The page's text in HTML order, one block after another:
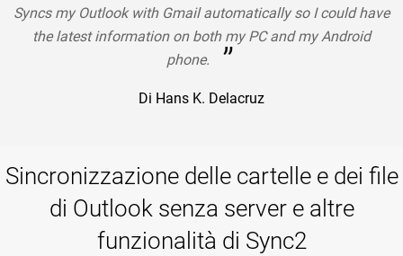
Syncs my Outlook with Gmail automatically so I could have
the latest information on both my PC and my Android
phone.
”
Di Hans K. Delacruz
Sincronizzazione delle cartelle e dei file
di Outlook senza server e altre
funzionalità di Sync2